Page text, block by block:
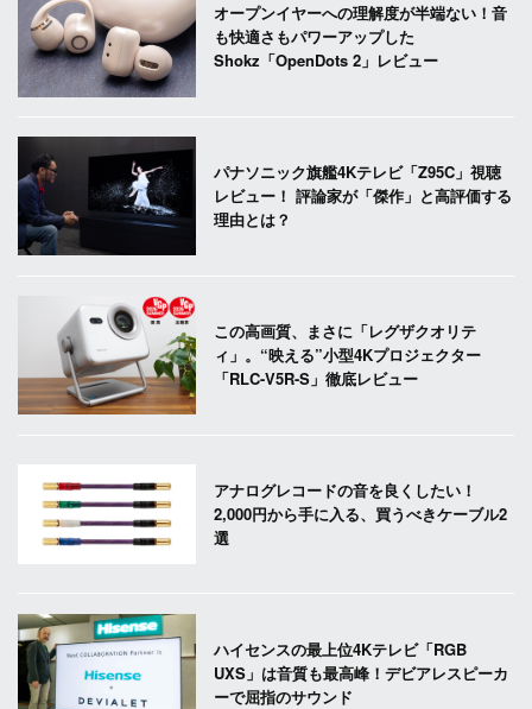
オープンイヤーへの理解度が半端ない！音
も快適さもパワーアップした
Shokz「OpenDots 2」レビュー
パナソニック旗艦4Kテレビ「Z95C」視聴
レビュー！ 評論家が「傑作」と高評価する
理由とは？
この高画質、まさに「レグザクオリテ
ィ」。“映える”小型4Kプロジェクター
「RLC-V5R-S」徹底レビュー
アナログレコードの音を良くしたい！
2,000円から手に入る、買うべきケーブル2
選
ハイセンスの最上位4Kテレビ「RGB
UXS」は音質も最高峰！デビアレスピーカ
ーで屈指のサウンド